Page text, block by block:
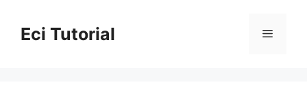
contentEci Tutorial Menu